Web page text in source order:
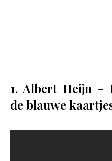
1. Albert Heijn –
de blauwe